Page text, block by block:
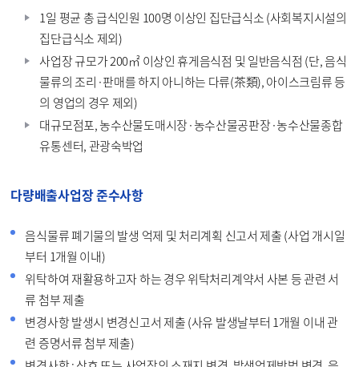
1일 평균 총 급식인원 100명 이상인 집단급식소 (사회복지시설의
집단급식소 제외)
사업장 규모가 200㎡ 이상인 휴게음식점 및 일반음식점 (단, 음식
물류의 조리·판매를 하지 아니하는 다류(茶類), 아이스크림류 등
의 영업의 경우 제외)
대규모점포, 농수산물도매시장·농수산물공판장·농수산물종합
유통센터, 관광숙박업
다량배출사업장 준수사항
음식물류 폐기물의 발생 억제 및 처리계획 신고서 제출 (사업 개시일
부터 1개월 이내)
위탁하여 재활용하고자 하는 경우 위탁처리계약서 사본 등 관련 서
류 첨부 제출
변경사항 발생시 변경신고서 제출 (사유 발생날부터 1개월 이내 관
련 증명서류 첨부 제출)